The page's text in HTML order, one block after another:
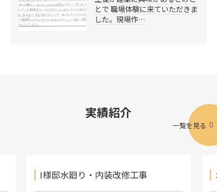
とで 職場体験に来ていただきま
した。現場作…
実績紹介
一覧を見る
I様邸水廻り・内装改修工事